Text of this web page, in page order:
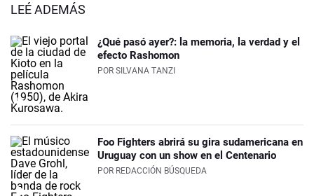
LEÉ ADEMÁS
¿Qué pasó ayer?: la memoria, la verdad y el
efecto Rashomon
POR SILVANA TANZI
Foo Fighters abrirá su gira sudamericana en
Uruguay con un show en el Centenario
POR REDACCIÓN BÚSQUEDA